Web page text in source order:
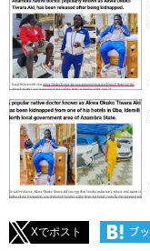
Xでポスト